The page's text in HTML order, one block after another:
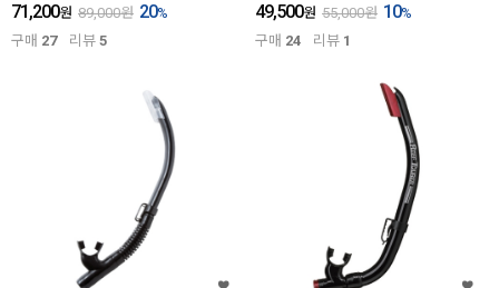
71,200원 89,000원 20%
구매 27 리뷰 5
49,500원 55,000원 10%
구매 24 리뷰 1